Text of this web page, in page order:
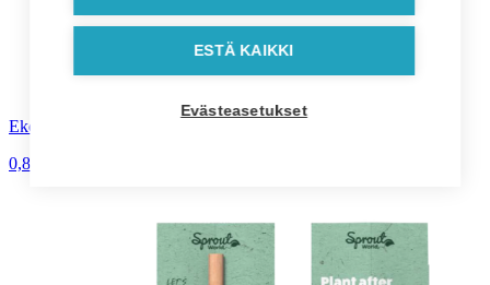
Ekologinen Berk-kuulakärkikynä
0,85
ESTÄ KAIKKI
Evästeasetukset